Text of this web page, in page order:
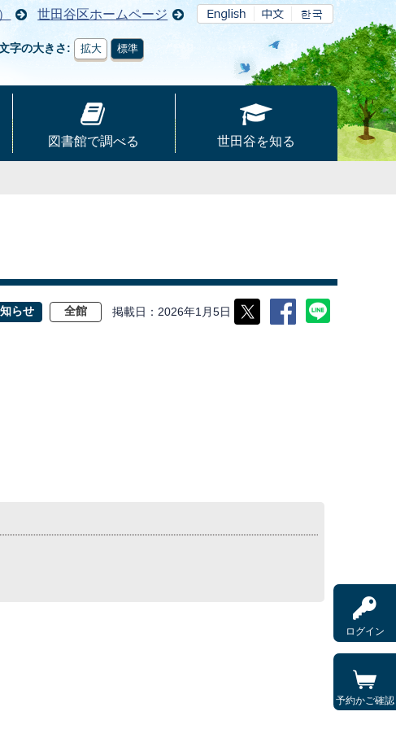
世田谷区ホームページ
字の大きさ 拡大 標準
ログイン
予約かご確認
図書館で調べる 世田谷を知る
らせ 全館 掲載日 2026年1月5日